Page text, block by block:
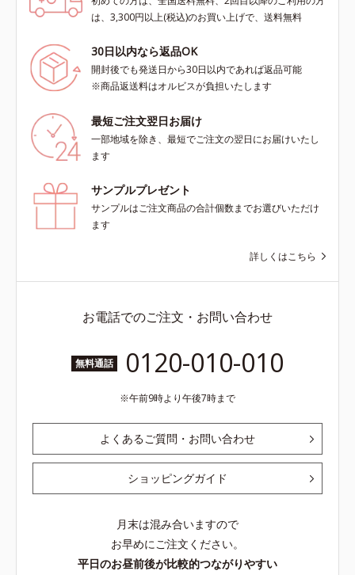
は、3,300円以上(税込)のお買い上げで、送料無料
30日以内なら返品OK
開封後でも発送日から30日以内であれば返品可能
※商品返送料はオルビスが負担いたします
最短ご注文翌日お届け
一部地域を除き、最短でご注文の翌日にお届けいたし
ます
サンプルプレゼント
サンプルはご注文商品の合計個数までお選びいただけ
ます
詳しくはこちら
お電話でのご注文・お問い合わせ
無料通話 0120-010-010
午前9時より午後7時まで
よくあるご質問・お問い合わせ
ショッピングガイド
月末は混み合いますので
お早めにご注文ください。
平日のお昼前後が比較的つながりやすい